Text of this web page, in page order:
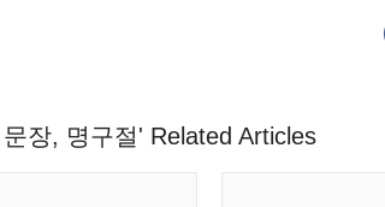
장, 명구절' Related Articles